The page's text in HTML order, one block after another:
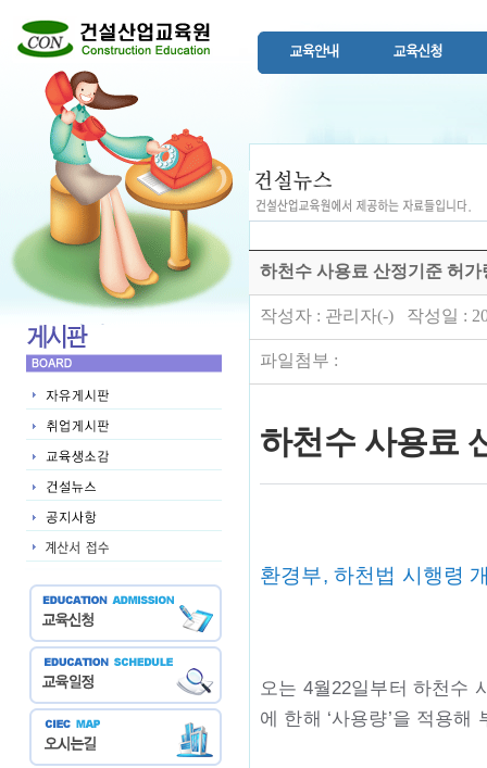
하천수 사용료 산정기준 허
작성자 : 관리자(-) 작성일 :
파일첨부 :
하천수 사용료
환경부, 하천법 시행령
오는 4월22일부터 하천수
에 한해 ‘사용량’을 적용해